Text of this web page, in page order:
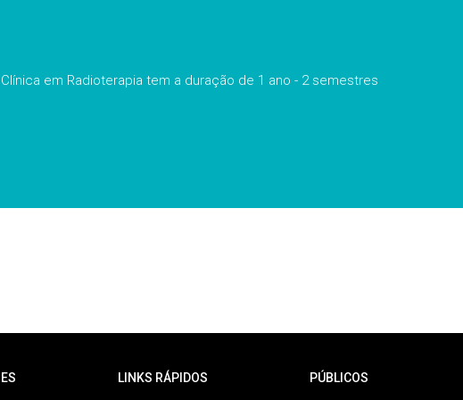
em Radioterapia tem a duração de 1 ano - 2 semestres
LINKS RÁPIDOS PÚBLICOS